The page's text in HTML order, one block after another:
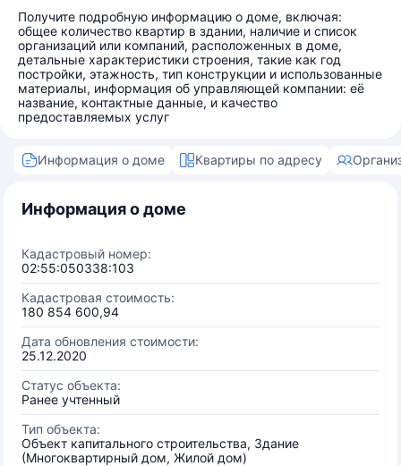
Получите подробную информацию о доме, включая:
общее количество квартир в здании, наличие и список
организаций или компаний, расположенных в доме,
детальные характеристики строения, такие как год
постройки, этажность, тип конструкции и использованные
материалы, информация об управляющей компании: её
название, контактные данные, и качество
предоставляемых услуг
Информация о доме Квартиры по адресу
Информация о доме
Кадастровый номер:
02:55:050338:103
Кадастровая стоимость:
180 854 600,94
Дата обновления стоимости:
25.12.2020
Статус объекта:
Ранее учтенный
Тип объекта:
Объект капитального строительства, Здание
(Многоквартирный дом, Жилой дом)